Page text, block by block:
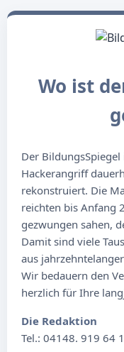
Wo ist
Der
Hackerangriff
rekonstruiert. Die
reichten bis Anfang
gezwungen sahen,
Damit sind viele
aus
Wir bedauern den
herzlich für Ihre
Die Redaktion
Tel.: 04148. 919 64